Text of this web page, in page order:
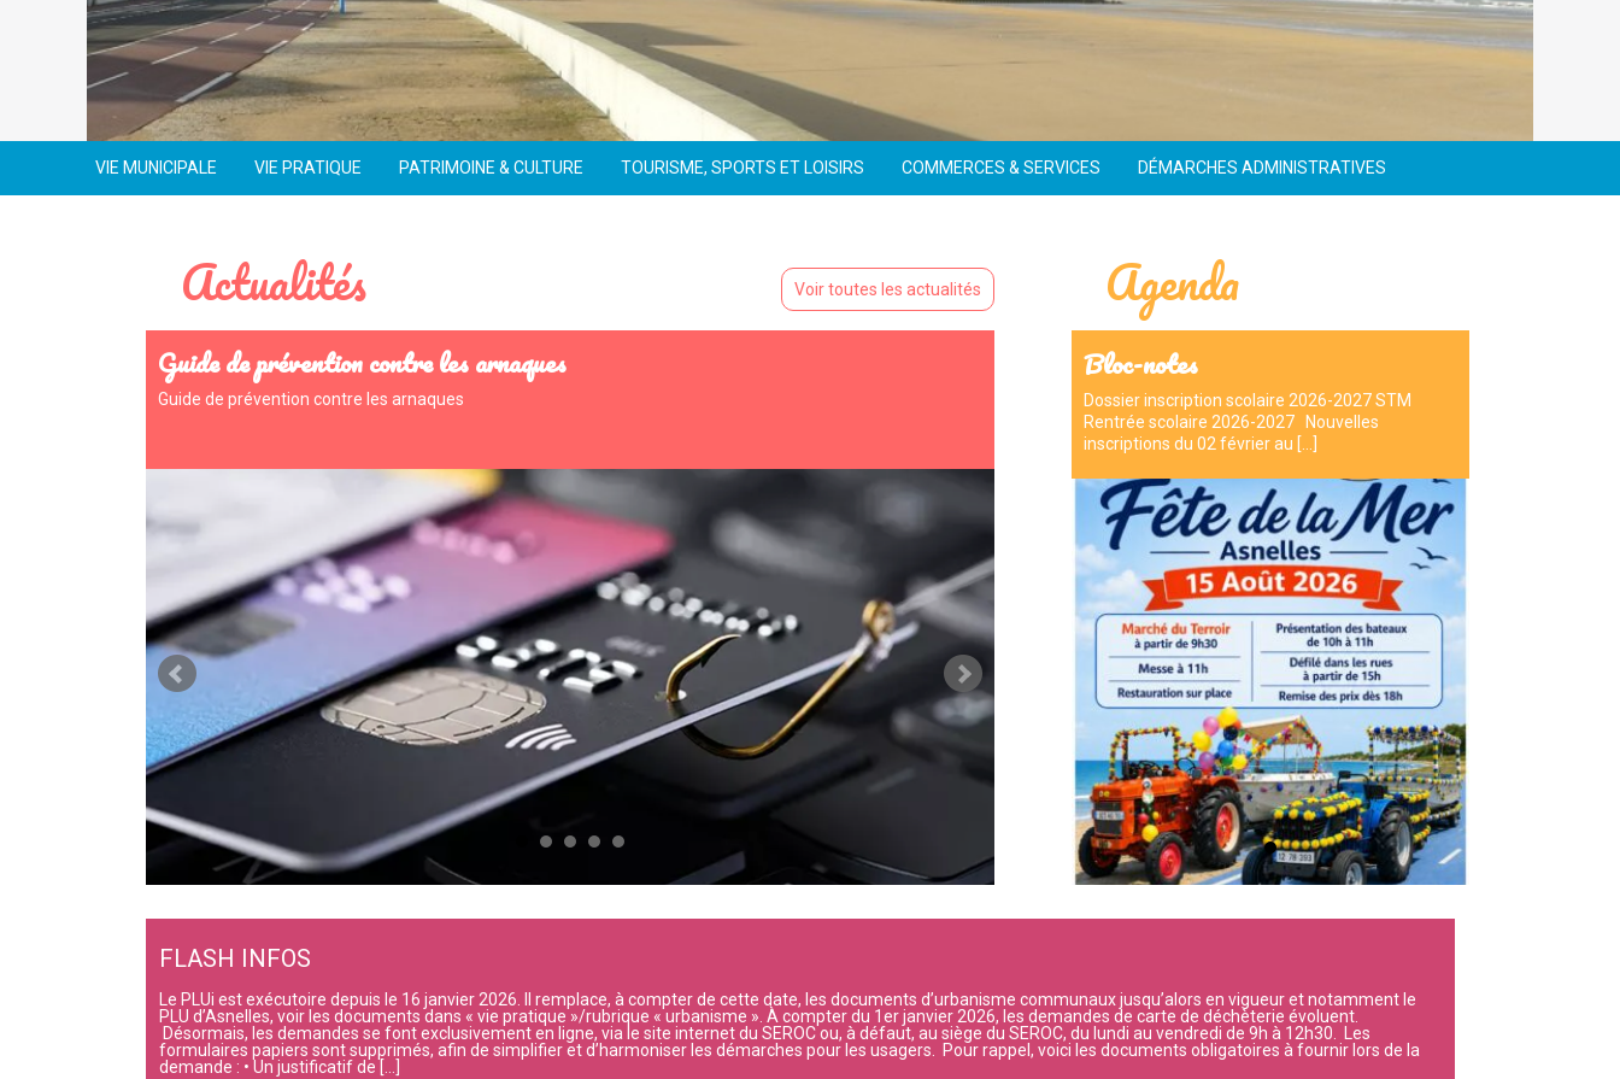
VIE MUNICIPALE VIE PRATIQUE PATRIMOINE & CULTURE TOURISME, SPORTS ET LOISIRS COMMERCES & SERVICES DÉMARCHES ADMINISTRATIVES
Actualités Voir toutes les actualités
Guide de prévention contre les arnaques
Guide de prévention contre les arnaques
Agenda
Bloc-notes
Dossier inscription scolaire 2026-2027 STM
Rentrée scolaire 2026-2027 Nouvelles
inscriptions du 02 février au […]
FLASH INFOS
Le PLUi est exécutoire depuis le 16 janvier 2026. Il remplace, à compter de cette date, les documents d’urbanisme communaux jusqu’alors en vigueur et notamment le
PLU d’Asnelles, voir les documents dans « vie pratique »/rubrique « urbanisme ». À compter du 1er janvier 2026, les demandes de carte de déchèterie évoluent.
Désormais, les demandes se font exclusivement en ligne, via le site internet du SEROC ou, à défaut, au siège du SEROC, du lundi au vendredi de 9h à 12h30. Les
formulaires papiers sont supprimés, afin de simplifier et d’harmoniser les démarches pour les usagers. Pour rappel, voici les documents obligatoires à fournir lors de la
demande : • Un justificatif de […]